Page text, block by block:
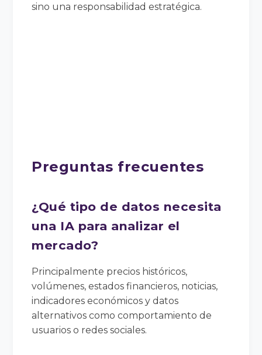
sino una responsabilidad estratégica.
Preguntas frecuentes
¿Qué tipo de datos necesita
una IA para analizar el
mercado?
Principalmente precios históricos,
volúmenes, estados financieros, noticias,
indicadores económicos y datos
alternativos como comportamiento de
usuarios o redes sociales.